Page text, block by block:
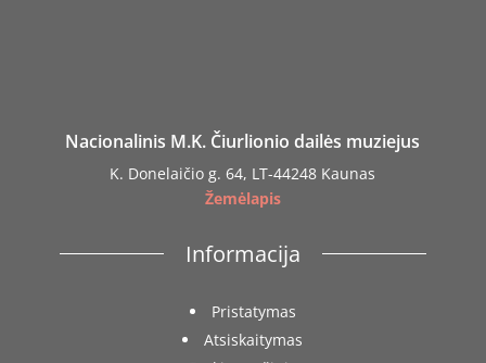
Nacionalinis M.K. Čiurlionio dailės muziejus
K. Donelaičio g. 64, LT-44248 Kaunas
Žemėlapis
Informacija
Pristatymas
Atsiskaitymas